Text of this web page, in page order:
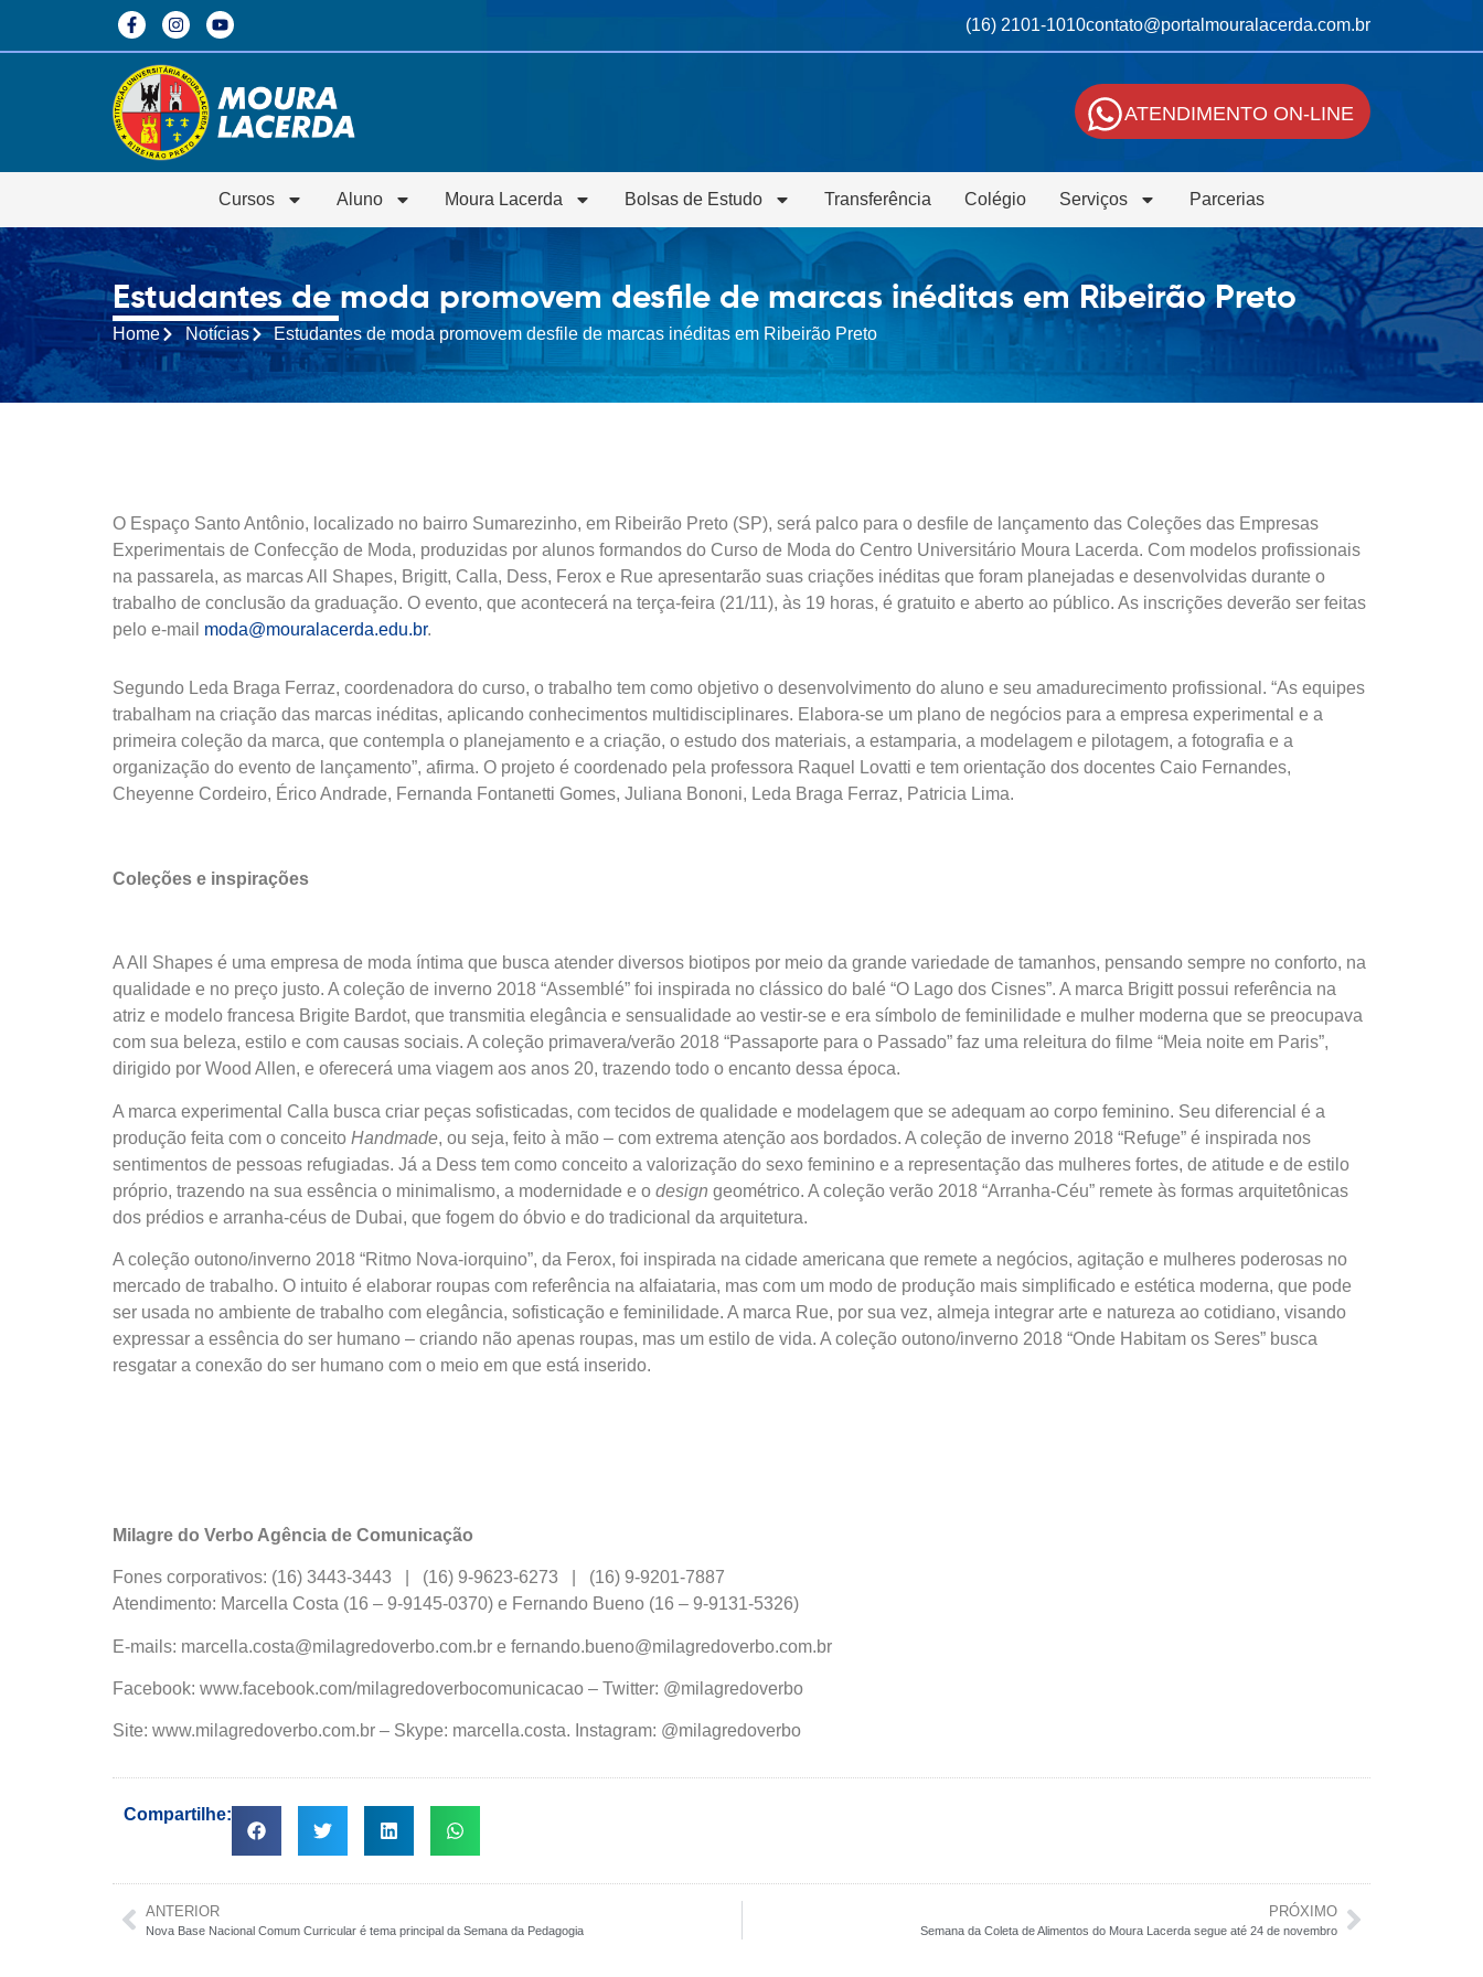
(16) 2101-1010contato@portalmouralacerda.com.br
ATENDIMENTO ON-LINE
Cursos Aluno Moura Lacerda Bolsas de Estudo Transferência Colégio Serviços Parcerias
Estudantes de moda promovem desfile de marcas inéditas em Ribeirão Preto
Home Notícias Estudantes de moda promovem desfile de marcas inéditas em Ribeirão Preto
O Espaço Santo Antônio, localizado no bairro Sumarezinho, em Ribeirão Preto (SP), será palco para o desfile de lançamento das Coleções das Empresas
Experimentais de Confecção de Moda, produzidas por alunos formandos do Curso de Moda do Centro Universitário Moura Lacerda. Com modelos profissionais
na passarela, as marcas All Shapes, Brigitt, Calla, Dess, Ferox e Rue apresentarão suas criações inéditas que foram planejadas e desenvolvidas durante o
trabalho de conclusão da graduação. O evento, que acontecerá na terça-feira (21/11), às 19 horas, é gratuito e aberto ao público. As inscrições deverão ser feitas
pelo e-mail moda@mouralacerda.edu.br.
Segundo Leda Braga Ferraz, coordenadora do curso, o trabalho tem como objetivo o desenvolvimento do aluno e seu amadurecimento profissional. “As equipes
trabalham na criação das marcas inéditas, aplicando conhecimentos multidisciplinares. Elabora-se um plano de negócios para a empresa experimental e a
primeira coleção da marca, que contempla o planejamento e a criação, o estudo dos materiais, a estamparia, a modelagem e pilotagem, a fotografia e a
organização do evento de lançamento”, afirma. O projeto é coordenado pela professora Raquel Lovatti e tem orientação dos docentes Caio Fernandes,
Cheyenne Cordeiro, Érico Andrade, Fernanda Fontanetti Gomes, Juliana Bononi, Leda Braga Ferraz, Patricia Lima.
Coleções e inspirações
A All Shapes é uma empresa de moda íntima que busca atender diversos biotipos por meio da grande variedade de tamanhos, pensando sempre no conforto, na
qualidade e no preço justo. A coleção de inverno 2018 “Assemblé” foi inspirada no clássico do balé “O Lago dos Cisnes”. A marca Brigitt possui referência na
atriz e modelo francesa Brigite Bardot, que transmitia elegância e sensualidade ao vestir-se e era símbolo de feminilidade e mulher moderna que se preocupava
com sua beleza, estilo e com causas sociais. A coleção primavera/verão 2018 “Passaporte para o Passado” faz uma releitura do filme “Meia noite em Paris”,
dirigido por Wood Allen, e oferecerá uma viagem aos anos 20, trazendo todo o encanto dessa época.
A marca experimental Calla busca criar peças sofisticadas, com tecidos de qualidade e modelagem que se adequam ao corpo feminino. Seu diferencial é a
produção feita com o conceito Handmade, ou seja, feito à mão – com extrema atenção aos bordados. A coleção de inverno 2018 “Refuge” é inspirada nos
sentimentos de pessoas refugiadas. Já a Dess tem como conceito a valorização do sexo feminino e a representação das mulheres fortes, de atitude e de estilo
próprio, trazendo na sua essência o minimalismo, a modernidade e o design geométrico. A coleção verão 2018 “Arranha-Céu” remete às formas arquitetônicas
dos prédios e arranha-céus de Dubai, que fogem do óbvio e do tradicional da arquitetura.
A coleção outono/inverno 2018 “Ritmo Nova-iorquino”, da Ferox, foi inspirada na cidade americana que remete a negócios, agitação e mulheres poderosas no
mercado de trabalho. O intuito é elaborar roupas com referência na alfaiataria, mas com um modo de produção mais simplificado e estética moderna, que pode
ser usada no ambiente de trabalho com elegância, sofisticação e feminilidade. A marca Rue, por sua vez, almeja integrar arte e natureza ao cotidiano, visando
expressar a essência do ser humano – criando não apenas roupas, mas um estilo de vida. A coleção outono/inverno 2018 “Onde Habitam os Seres” busca
resgatar a conexão do ser humano com o meio em que está inserido.
Milagre do Verbo Agência de Comunicação
Fones corporativos: (16) 3443-3443 | (16) 9-9623-6273 | (16) 9-9201-7887
Atendimento: Marcella Costa (16 – 9-9145-0370) e Fernando Bueno (16 – 9-9131-5326)
E-mails: marcella.costa@milagredoverbo.com.br e fernando.bueno@milagredoverbo.com.br
Facebook: www.facebook.com/milagredoverbocomunicacao – Twitter: @milagredoverbo
Site: www.milagredoverbo.com.br – Skype: marcella.costa. Instagram: @milagredoverbo
Compartilhe:
ANTERIOR
Nova Base Nacional Comum Curricular é tema principal da Semana da Pedagogia
PRÓXIMO
Semana da Coleta de Alimentos do Moura Lacerda segue até 24 de novembro